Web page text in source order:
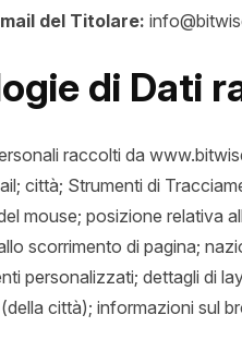
del Titolare:
di Dati
raccolti da
città; Strumenti di
mouse; posizione relativa
scorrimento di pagina;
personalizzati; dettagli di
città); informazioni sul